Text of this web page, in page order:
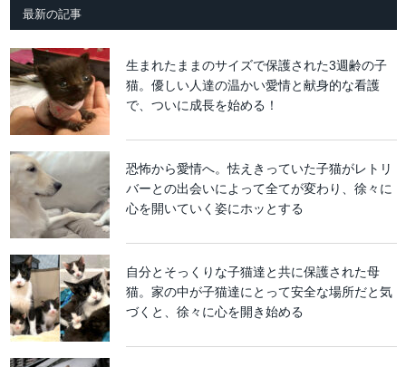
最新の記事
生まれたままのサイズで保護された3週齢の子
猫。優しい人達の温かい愛情と献身的な看護
で、ついに成長を始める！
恐怖から愛情へ。怯えきっていた子猫がレトリ
バーとの出会いによって全てが変わり、徐々に
心を開いていく姿にホッとする
自分とそっくりな子猫達と共に保護された母
猫。家の中が子猫達にとって安全な場所だと気
づくと、徐々に心を開き始める